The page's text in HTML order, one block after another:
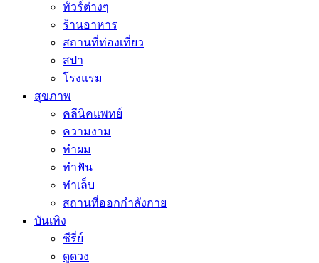
ทัวร์ต่างๆ
ร้านอาหาร
สถานที่ท่องเที่ยว
สปา
โรงแรม
สุขภาพ
คลีนิคแพทย์
ความงาม
ทำผม
ทำฟัน
ทำเล็บ
สถานที่ออกกำลังกาย
บันเทิง
ซีรี่ย์
ดูดวง